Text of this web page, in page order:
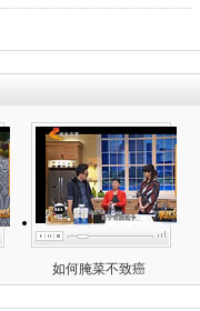
如何腌菜不致癌